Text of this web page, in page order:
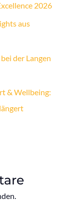
2026
aus
der Langen
& Wellbeing: